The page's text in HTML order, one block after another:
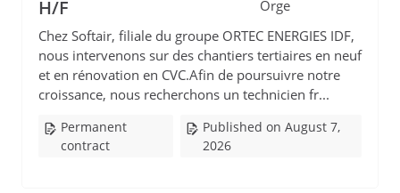
H/F
Orge
Chez Softair, filiale du groupe ORTEC ENERGIES IDF,
nous intervenons sur des chantiers tertiaires en neuf
et en rénovation en CVC.Afin de poursuivre notre
croissance, nous recherchons un technicien fr...
Permanent
contract
Published on August 7,
2026